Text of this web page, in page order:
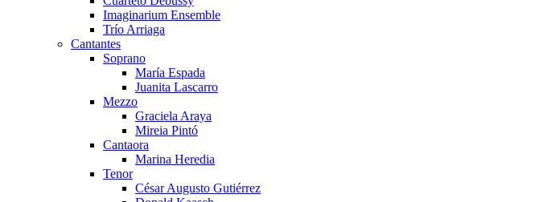
Imaginarium Ensemble
Trío Arriaga
Cantantes
Soprano
María Espada
Juanita Lascarro
Mezzo
Graciela Araya
Mireia Pintó
Cantaora
Marina Heredia
Tenor
César Augusto Gutiérrez